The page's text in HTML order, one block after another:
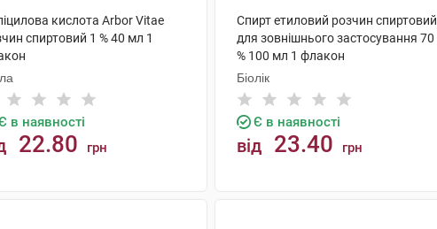
кислота Arbor Vitae
спиртовий 1 % 40 мл 1
в наявності
22.80 грн
Спирт етиловий розчин спиртовий
для зовнішнього застосування 70
% 100 мл 1 флакон
Біолік
Є в наявності
від 23.40 грн